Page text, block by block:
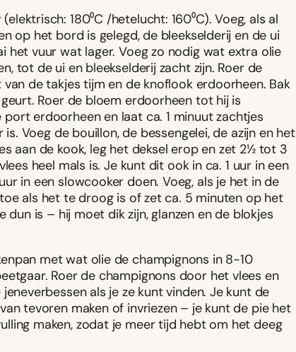
180⁰C /hetelucht: 160⁰C). Voeg, als al
op het bord is gelegd, de bleekselderij en de ui
het vuur wat lager. Voeg zo nodig wat extra olie
tot de ui en bleekselderij zacht zijn. Roer de
van de takjes tijm en de knoflook erdoorheen. Bak
Roer de bloem erdoorheen tot hij is
erdoorheen en laat ca. 1 minuut zachtjes
Voeg de bouillon, de bessengelei, de azijn en het
aan de kook, leg het deksel erop en zet 2½ tot 3
heel mals is. Je kunt dit ook in ca. 1 uur in een
in een slowcooker doen. Voeg, als je het in de
als het te droog is of zet ca. 5 minuten op het
dun is – hij moet dik zijn, glanzen en de blokjes
met wat olie de champignons in 8-10
Roer de champignons door het vlees en
als je ze kunt vinden. Je kunt de
tevoren maken of invriezen – je kunt de pie het
maken, zodat je meer tijd hebt om het deeg